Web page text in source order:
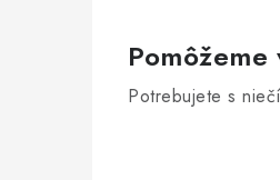
Potrebujete s